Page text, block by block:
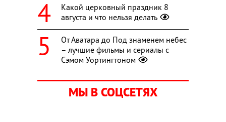
Какой церковный праздник 8
августа и что нельзя делать
От Аватара до Под знаменем небес
– лучшие фильмы и сериалы с
Сэмом Уортингтоном
МЫ В СОЦСЕТЯХ